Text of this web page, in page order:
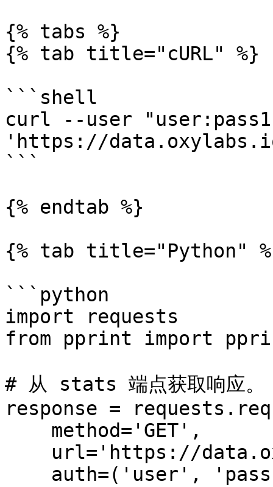
{% tabs %}
{% tab title="cURL" %}
```shell
curl --user
'https://
```
{% endtab %}
{% tab title="Python"
```python
import requests
from pprint import
# 从 stats 端点获取响应。
response =